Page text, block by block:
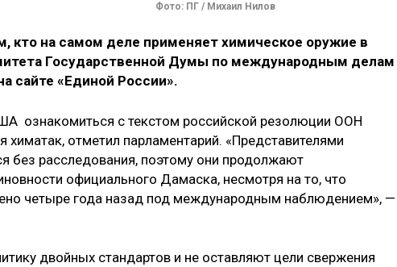
Фото: ПГ / Михаил Нилов
кто на самом деле применяет химическое оружие в
Государственной Думы по международным делам
сайте «Единой России».
ознакомиться с текстом российской резолюции ООН
отметил парламентарий. «Представителями
без расследования, поэтому они продолжают
официального Дамаска, несмотря на то, что
четыре года назад под международным наблюдением», —
двойных стандартов и не оставляют цели свержения